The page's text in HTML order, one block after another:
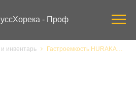
- Проф
инвентарь Гастроемкость HURAKAN GN 1/1-200